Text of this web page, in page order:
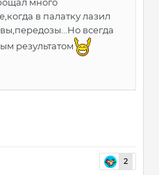
в палатку лазил
всегда
результатом
2